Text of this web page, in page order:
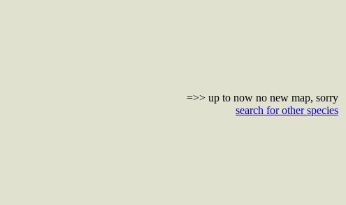
=>> up to now no new map, sorry
search for other species